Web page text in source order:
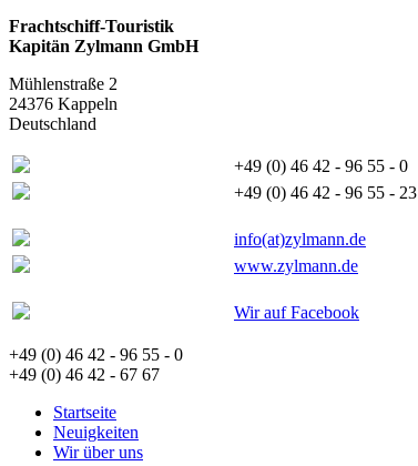
Frachtschiff-Touristik
Kapitän Zylmann GmbH
Mühlenstraße 2
24376 Kappeln
Deutschland
+49 (0) 46 42 - 96 55 - 0
+49 (0) 46 42 - 96 55 - 23
info(at)zylmann.de
www.zylmann.de
Wir auf Facebook
+49 (0) 46 42 - 96 55 - 0
+49 (0) 46 42 - 67 67
Startseite
Neuigkeiten
Wir über uns